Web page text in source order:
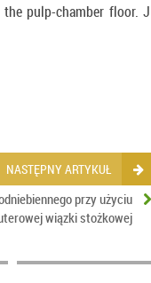
pulp-chamber floor. J
NASTĘPNY ARTYKUŁ
przy użyciu
wiązki stożkowej